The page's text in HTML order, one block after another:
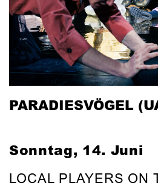
PARADIESVÖGEL
Sonntag, 14. Juni
LOCAL PLAYERS ON